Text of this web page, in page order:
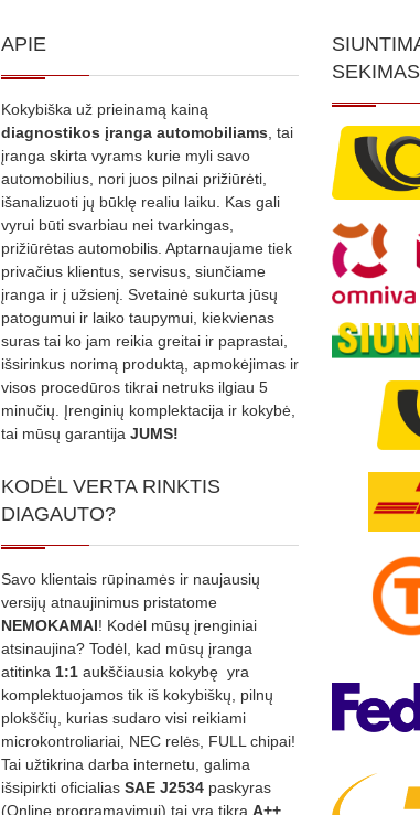
APIE
Kokybiška už prieinamą kainą
diagnostikos įranga automobiliams , tai
įranga skirta vyrams kurie myli savo
automobilius, nori juos pilnai prižiūrėti,
išanalizuoti jų būklę realiu laiku. Kas gali
vyrui būti svarbiau nei tvarkingas,
prižiūrėtas automobilis. Aptarnaujame tiek
privačius klientus, servisus, siunčiame
įranga ir į užsienį. Svetainė sukurta jūsų
patogumui ir laiko taupymui, kiekvienas
suras tai ko jam reikia greitai ir paprastai,
išsirinkus norimą produktą, apmokėjimas ir
visos procedūros tikrai netruks ilgiau 5
minučių. Įrenginių komplektacija ir kokybė,
tai mūsų garantija JUMS!
KODĖL VERTA RINKTIS
DIAGAUTO?
Savo klientais rūpinamės ir naujausių
versijų atnaujinimus pristatome
NEMOKAMAI! Kodėl mūsų įrenginiai
atsinaujina? Todėl, kad mūsų įranga
atitinka 1:1 aukščiausia kokybę yra
komplektuojamos tik iš kokybiškų, pilnų
plokščių, kurias sudaro visi reikiami
microkontroliariai, NEC relės, FULL chipai!
Tai užtikrina darba internetu, galima
išsipirkti oficialias SAE J2534 paskyras
(Online programavimui) tai yra tikra A++
SEKIMAS